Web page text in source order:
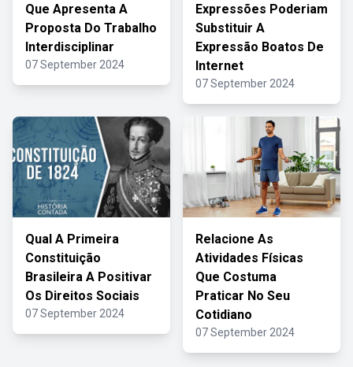
Que Apresenta A
Proposta Do Trabalho
Interdisciplinar
07 September 2024
Expressões Poderiam
Substituir A
Expressão Boatos De
Internet
07 September 2024
Qual A Primeira
Constituição
Brasileira A Positivar
Os Direitos Sociais
07 September 2024
Relacione As
Atividades Físicas
Que Costuma
Praticar No Seu
Cotidiano
07 September 2024